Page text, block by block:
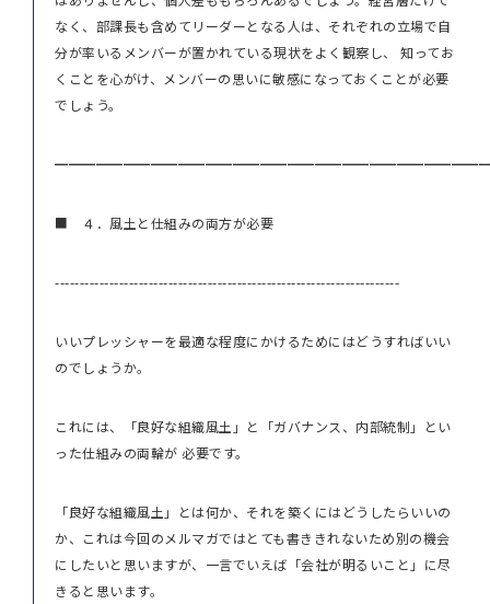
なく、部課長も含めてリーダーとなる人は、それぞれの立場で自
分が率いるメンバーが置かれている現状をよく観察し、 知ってお
くことを心がけ、メンバーの思いに敏感になっておくことが必要
でしょう。
■ ４．風土と仕組みの両方が必要
----------------------------------------------------------------------
いいプレッシャーを最適な程度にかけるためにはどうすればいい
のでしょうか。
これには、「良好な組織風土」と「ガバナンス、内部統制」とい
った仕組みの両輪が 必要です。
「良好な組織風土」とは何か、それを築くにはどうしたらいいの
か、これは今回のメルマガではとても書ききれないため別の機会
にしたいと思いますが、一言でいえば「会社が明るいこと」に尽
きると思います。